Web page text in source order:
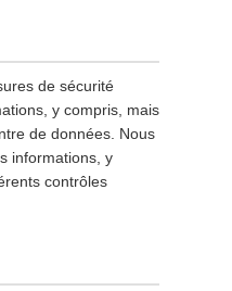
de sécurité
y compris, mais
de données. Nous
informations, y
contrôles